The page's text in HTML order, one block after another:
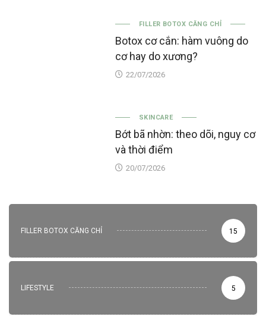
FILLER BOTOX CĂNG CHỈ
Botox cơ cắn: hàm vuông do
cơ hay do xương?
22/07/2026
SKINCARE
Bớt bã nhờn: theo dõi, nguy cơ
và thời điểm
20/07/2026
FILLER BOTOX CĂNG CHỈ 15
LIFESTYLE 5